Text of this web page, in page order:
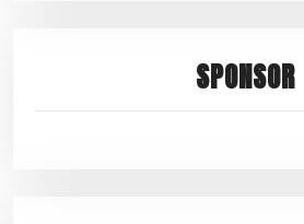
SPONSOR